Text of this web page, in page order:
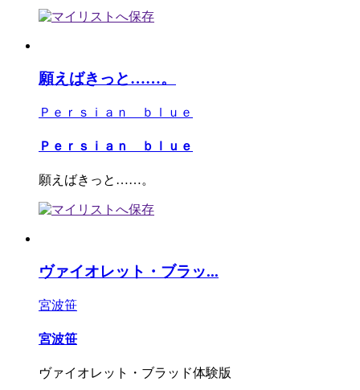
願えばきっと……。
Ｐｅｒｓｉａｎ ｂｌｕｅ
Ｐｅｒｓｉａｎ ｂｌｕｅ
願えばきっと……。
ヴァイオレット・ブラッ...
宮波笹
宮波笹
ヴァイオレット・ブラッド体験版